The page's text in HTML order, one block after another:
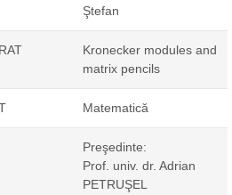
Ştefan
Kronecker modules and
matrix pencils
Matematică
Preşedinte:
Prof. univ. dr. Adrian
PETRUŞEL